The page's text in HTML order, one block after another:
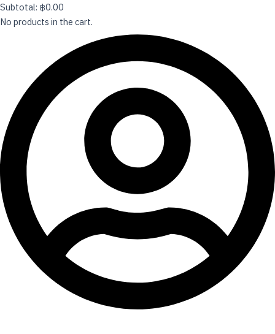
Subtotal: ฿0.00
No products in the cart.